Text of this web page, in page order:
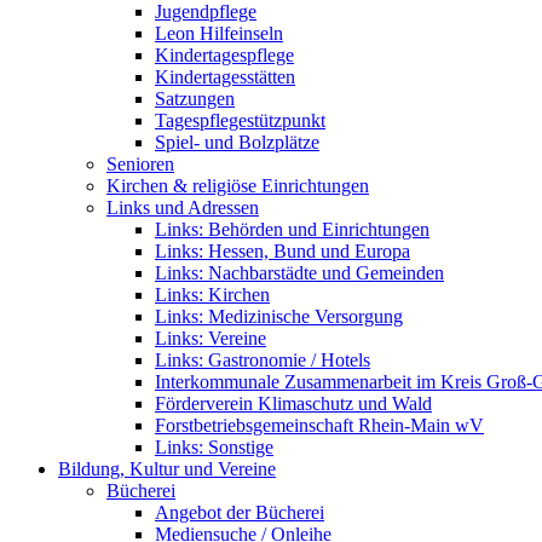
Jugendpflege
Leon Hilfeinseln
Kindertagespflege
Kindertagesstätten
Satzungen
Tagespflegestützpunkt
Spiel- und Bolzplätze
Senioren
Kirchen & religiöse Einrichtungen
Links und Adressen
Links: Behörden und Einrichtungen
Links: Hessen, Bund und Europa
Links: Nachbarstädte und Gemeinden
Links: Kirchen
Links: Medizinische Versorgung
Links: Vereine
Links: Gastronomie / Hotels
Interkommunale Zusammenarbeit im Kreis Groß-
Förderverein Klimaschutz und Wald
Forstbetriebsgemeinschaft Rhein-Main wV
Links: Sonstige
Bildung, Kultur und Vereine
Bücherei
Angebot der Bücherei
Mediensuche / Onleihe